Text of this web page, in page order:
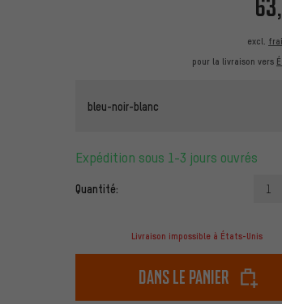
excl.
pour la livraison vers
bleu-noir-blanc
Expédition sous 1-3 jours ouvrés
Quantité: 1
Livraison impossible à États-Unis
dans le panier